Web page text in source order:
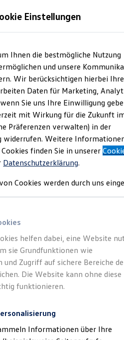
und Gebrauchtwagen
Leasing
Leasing
Leasing
Anzahlung
Schlussrate
Garantien
Der
Einstellungen
Ihnen die bestmögliche Nutzung
und unsere
Wir berücksichtigen hierbei Ihre
Daten für Marketing,
Sie uns Ihre Einwilligung
mit Wirkung für die Zukunft
Präferenzen verwalten) in der
widerrufen. Weitere
finden Sie in unserer
Datenschutzerklärung.
Cookies werden durch uns
helfen dabei, eine Website
sie Grundfunktionen wie
und Zugriff auf sichere Bereiche
Die Website kann ohne diese
funktionieren.
Informationen über Ihre